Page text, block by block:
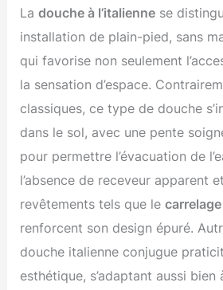
Ladouche à l’italienne se
installation de plain-pied, sans
qui favorise non seulement
la sensation d’espace.
classiques, ce type de douche
dans le sol, avec une pente
pour permettre l’évacuation de
l’absence de receveur apparent
revêtements tels que lecarrelage
renforcent son design épuré.
douche italienne conjugue
esthétique, s’adaptant aussi bien